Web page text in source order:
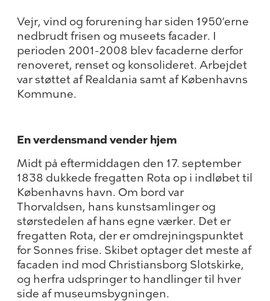
Vejr, vind og forurening har siden 1950’erne
nedbrudt frisen og museets facader. I
perioden 2001-2008 blev facaderne derfor
renoveret, renset og konsolideret. Arbejdet
var støttet af Realdania samt af Københavns
Kommune.
En verdensmand vender hjem
Midt på eftermiddagen den 17. september
1838 dukkede fregatten Rota op i indløbet til
Københavns havn. Om bord var
Thorvaldsen, hans kunstsamlinger og
størstedelen af hans egne værker. Det er
fregatten Rota, der er omdrejningspunktet
for Sonnes frise. Skibet optager det meste af
facaden ind mod Christiansborg Slotskirke,
og herfra udspringer to handlinger til hver
side af museumsbygningen.